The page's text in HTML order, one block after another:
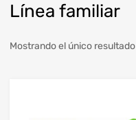
Línea familiar
Mostrando el único resultado